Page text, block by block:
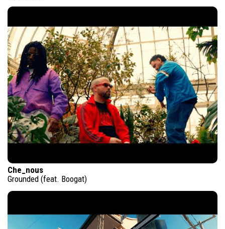
Che_nous
Grounded (feat. Boogat)